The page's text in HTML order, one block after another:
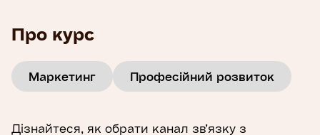
Про курс
Маркетинг Професійний розвиток
Дізнайтеся, як обрати канал зв’язку з